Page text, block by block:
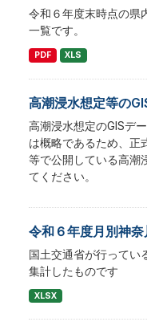
令和６年度末時点の県
一覧です。
PDF XLS
高潮浸水想定等の
高潮浸水想定のGISデ
は概略であるため、正
等で公開している高潮
てください。
令和６年度月別神
国土交通省が行ってい
集計したものです
XLSX